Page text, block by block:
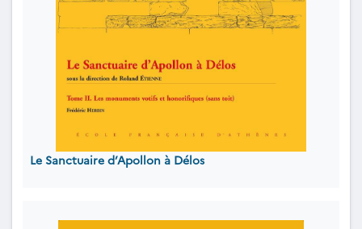
Le Sanctuaire d’Apollon à Délos